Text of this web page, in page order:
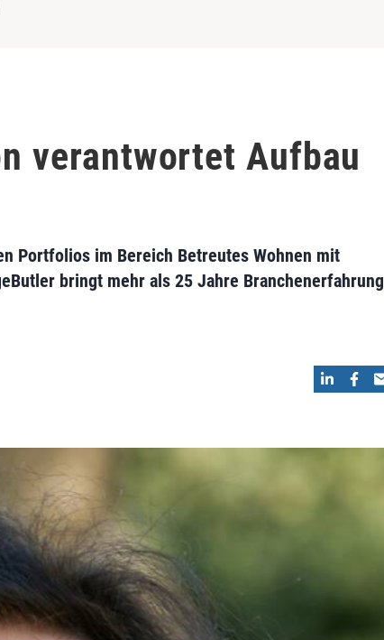
verantwortet Aufbau
Portfolios im Bereich Betreutes Wohnen mit
bringt mehr als 25 Jahre Branchenerfahrung